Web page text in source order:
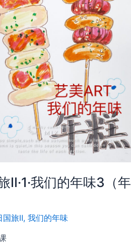
Ⅱ·1·我们的年味3（年
国旅Ⅱ, 我们的年味